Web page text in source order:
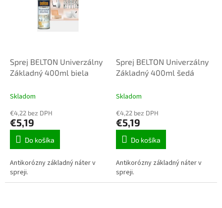
Sprej BELTON Univerzálny
Základný 400ml biela
Skladom
€4,22 bez DPH
€5,19
Do košíka
Antikorózny základný náter v
spreji.
Sprej BELTON Univerzálny
Základný 400ml šedá
Skladom
€4,22 bez DPH
€5,19
Do košíka
Antikorózny základný náter v
spreji.